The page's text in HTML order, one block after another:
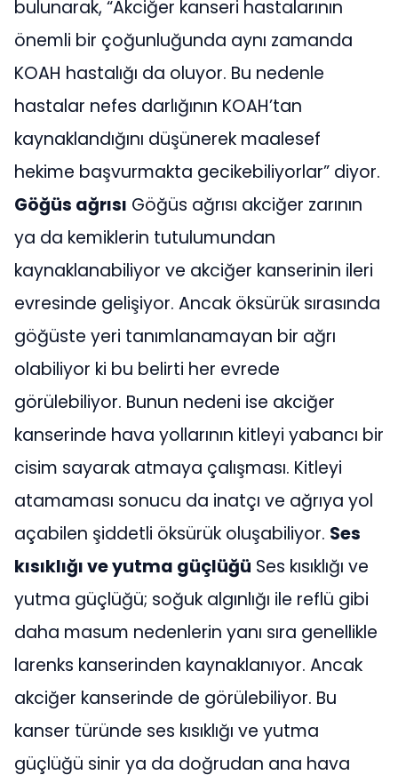
bulunarak, “Akciğer kanseri hastalarının
önemli bir çoğunluğunda aynı zamanda
KOAH hastalığı da oluyor. Bu nedenle
hastalar nefes darlığının KOAH’tan
kaynaklandığını düşünerek maalesef
hekime başvurmakta gecikebiliyorlar” diyor.
Göğüs ağrısı Göğüs ağrısı akciğer zarının
ya da kemiklerin tutulumundan
kaynaklanabiliyor ve akciğer kanserinin ileri
evresinde gelişiyor. Ancak öksürük sırasında
göğüste yeri tanımlanamayan bir ağrı
olabiliyor ki bu belirti her evrede
görülebiliyor. Bunun nedeni ise akciğer
kanserinde hava yollarının kitleyi yabancı bir
cisim sayarak atmaya çalışması. Kitleyi
atamaması sonucu da inatçı ve ağrıya yol
açabilen şiddetli öksürük oluşabiliyor. Ses
kısıklığı ve yutma güçlüğü Ses kısıklığı ve
yutma güçlüğü; soğuk algınlığı ile reflü gibi
daha masum nedenlerin yanı sıra genellikle
larenks kanserinden kaynaklanıyor. Ancak
akciğer kanserinde de görülebiliyor. Bu
kanser türünde ses kısıklığı ve yutma
güçlüğü sinir ya da doğrudan ana hava